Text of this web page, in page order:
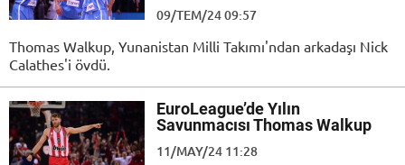
09/TEM/24 09:57
Thomas Walkup, Yunanistan Milli Takımı'ndan arkadaşı Nick
Calathes'i övdü.
EuroLeague’de Yılın
Savunmacısı Thomas Walkup
11/MAY/24 11:28